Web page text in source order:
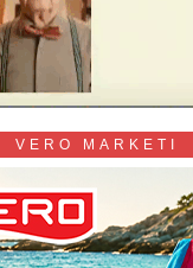
VERO MARKETI